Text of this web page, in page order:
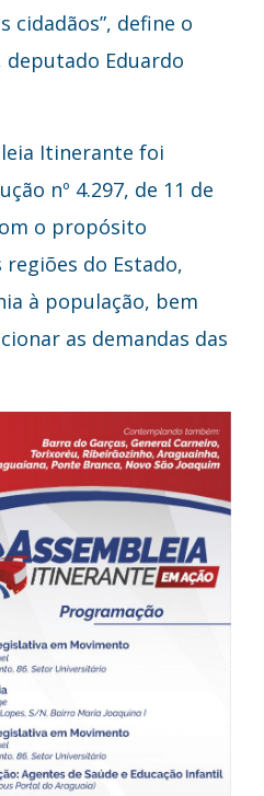
cidadãos”, define o
deputado Eduardo
Itinerante foi
nº 4.297, de 11 de
o propósito
do Estado,
à população, bem
as demandas das